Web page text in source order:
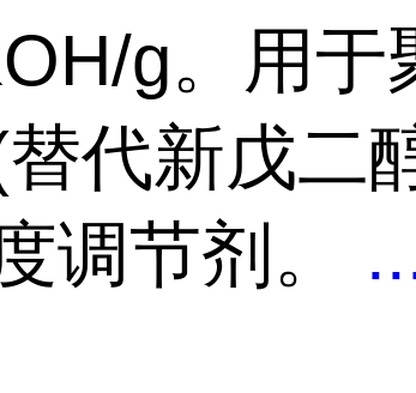
g。用于
代新戊二
调节剂。